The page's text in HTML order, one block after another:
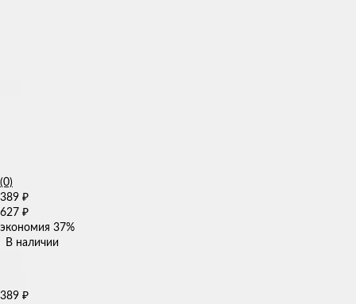
(0)
389 ₽
627 ₽
экономия 37%
В наличии
389 ₽